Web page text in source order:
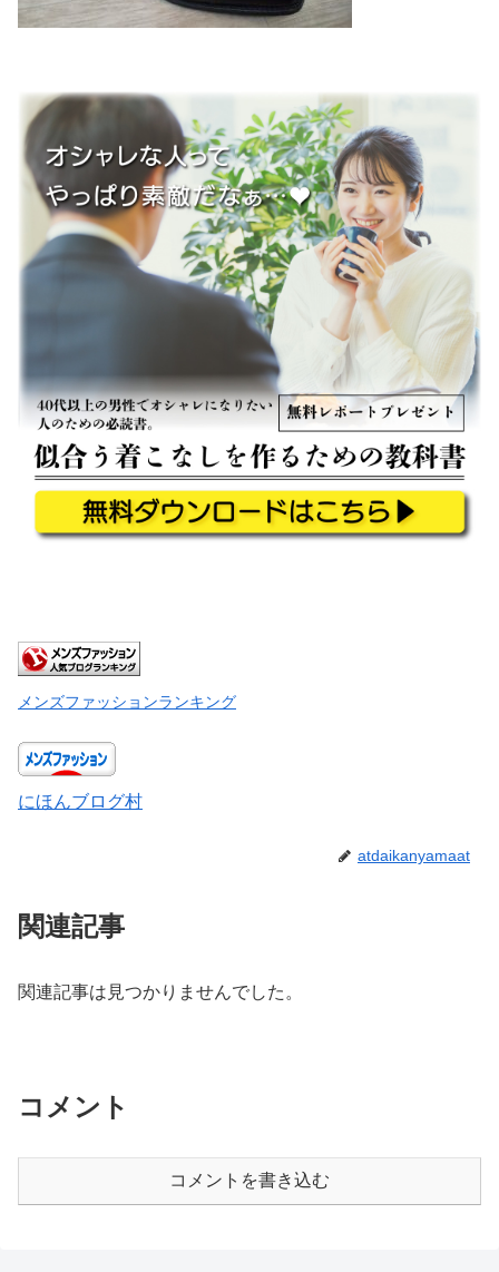
メンズファッションランキング
にほんブログ村
atdaikanyamaat
関連記事
関連記事は見つかりませんでした。
コメント
コメントを書き込む